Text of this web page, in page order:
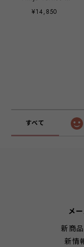
Donnie by Sad
Salesman
¥14,850
すべて
メ
新商
新情